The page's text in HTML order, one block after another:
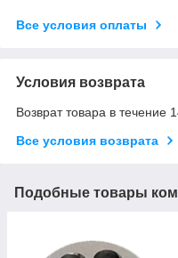
Все условия оплаты
Условия возврата
Возврат товара в течение
Все условия возврата
Подобные товары